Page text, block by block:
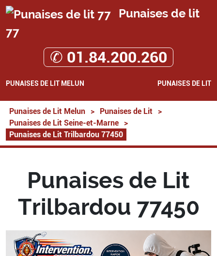
Punaises de lit
77
✆ 01.84.200.260
PUNAISES DE LIT MELUN PUNAISES DE LIT
Punaises de Lit Melun > Punaises de Lit
>
Punaises de Lit Seine-et-Marne
>
Punaises de Lit Trilbardou 77450
Punaises de Lit
Trilbardou 77450